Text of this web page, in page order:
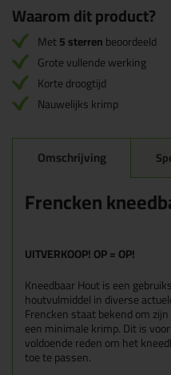
Waarom dit product?
Met5 sterrenbeoordeeld
Grote vullende werking
Korte droogtijd
Nauwelijks krimp
Omschrijving
Frencken
UITVERKOOP! OP = OP!
Kneedbaar Hout is een
houtvulmiddel in diverse
Frencken staat bekend om
een minimale krimp. Dit is
voldoende reden om het
toe te passen.